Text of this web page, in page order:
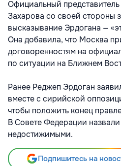
Официальный
Захарова со своей стороны
высказывание Эрдогана —
Она добавила, что Москва
договоренностям на
по ситуации на Ближнем
Ранее Реджеп Эрдоган
вместе с сирийской
чтобы положить конец
В Совете Федерации
недостижимыми.
Подпишитесь на